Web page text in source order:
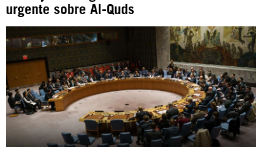
WhatsApp y Viber: +98 921 79 29 404
https://www.facebook.com/Nexolatino.Canal
urgente sobre Al-Quds